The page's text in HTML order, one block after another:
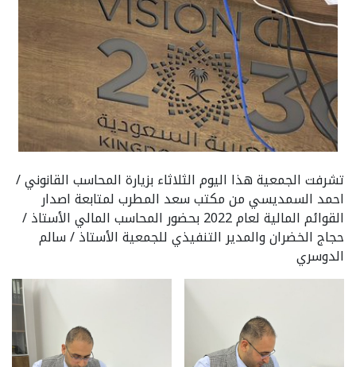
تشرفت الجمعية هذا اليوم الثلاثاء بزيارة المحاسب القانوني /
احمد السمديسي من مكتب سعد المطرب لمتابعة اصدار
القوائم المالية لعام 2022 بحضور المحاسب المالي الأستاذ /
حجاج الخضران والمدير التنفيذي للجمعية الأستاذ / سالم
الدوسري